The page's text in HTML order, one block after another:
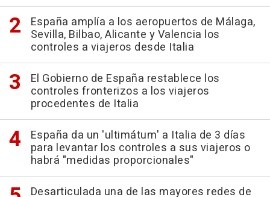
España amplía a los aeropuertos de Málaga,
Sevilla, Bilbao, Alicante y Valencia los
controles a viajeros desde Italia
El Gobierno de España restablece los
controles fronterizos a los viajeros
procedentes de Italia
España da un 'ultimátum' a Italia de 3 días
para levantar los controles a sus viajeros o
habrá "medidas proporcionales"
Desarticulada una de las mayores redes de